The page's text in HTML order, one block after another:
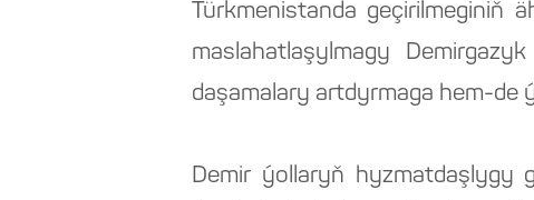
Türkmenistanda geçirilmeginiň
maslahatlaşylmagy
daşamalary artdyrmaga hem-de
Demir ýollaryň hyzmatdaşlygy